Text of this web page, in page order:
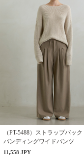
（PT-5488）ストラップバック
バンディングワイドパンツ
11,558 JPY